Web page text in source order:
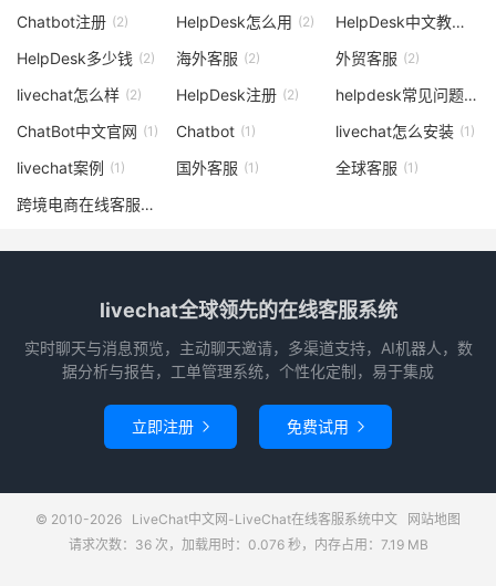
Chatbot注册 (2) HelpDesk怎么用 (2) HelpDesk中文教程
HelpDesk多少钱 (2) 海外客服 (2) 外贸客服 (2)
livechat怎么样 (2) HelpDesk注册 (2) helpdesk常见问题
(1)
ChatBot中文官网 (1) Chatbot (1) livechat怎么安装 (1)
livechat案例 (1) 国外客服 (1) 全球客服 (1)
跨境电商在线客服
(1)
livechat全球领先的在线客服系统
实时聊天与消息预览，主动聊天邀请，多渠道支持，AI机器人，数
据分析与报告，工单管理系统，个性化定制，易于集成
立即注册  免费试用 
© 2010-2026 LiveChat中文网-LiveChat在线客服系统中文
网站地图
请求次数：36 次，加载用时：0.076 秒，内存占用：7.19 MB